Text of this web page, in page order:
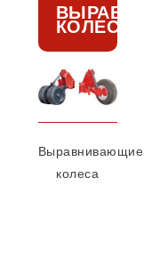
КОЛЕСА
Выравнивающие
колеса